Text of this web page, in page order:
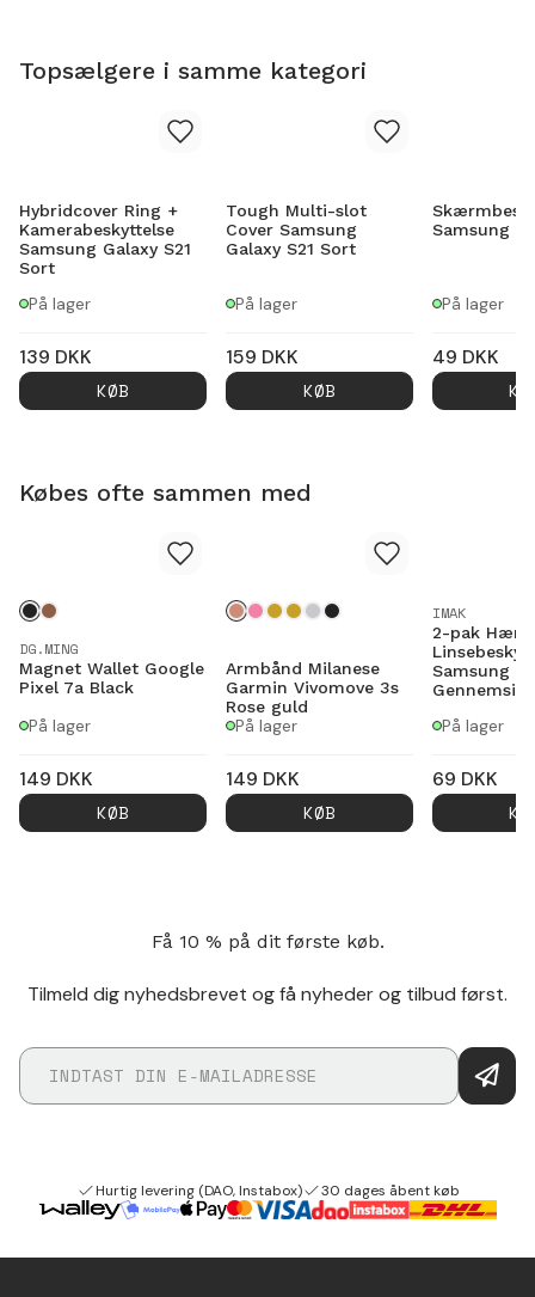
Topsælgere i samme kategori
Hybridcover Ring +
Kamerabeskyttelse
Samsung Galaxy S21
Sort
På lager
139 DKK
KØB
Tough Multi-slot
Cover Samsung
Galaxy S21 Sort
På lager
159 DKK
KØB
Samsung
På lager
49 DKK
Købes ofte sammen med
DG.MING
Magnet Wallet Google
Pixel 7a Black
På lager
149 DKK
KØB
Armbånd Milanese
Garmin Vivomove 3s
Rose guld
På lager
149 DKK
KØB
IMAK
2-pak
Samsung
På lager
69 DKK
Få 10 % på dit første køb.
Tilmeld dig nyhedsbrevet og få nyheder og tilbud først.
Hurtig levering (DAO, Instabox) 30 dages åbent køb